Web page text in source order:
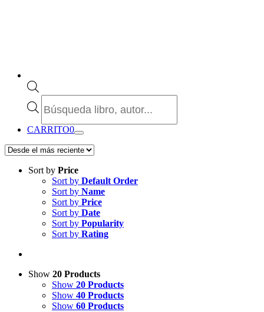
de
CARRITO0
Sort by Price
Sort by Default Order
Sort by Name
Sort by Price
Sort by Date
Sort by Popularity
Sort by Rating
Show 20 Products
Show 20 Products
Show 40 Products
Show 60 Products